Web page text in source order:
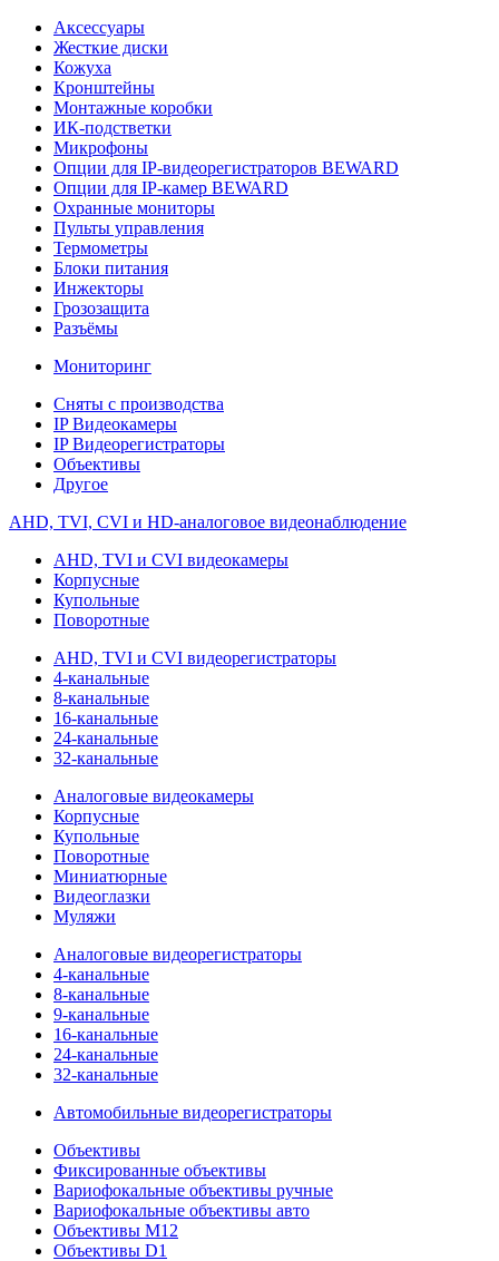
Аксессуары
Жесткие диски
Кожуха
Кронштейны
Монтажные коробки
ИК-подстветки
Микрофоны
Опции для IP-видеорегистраторов BEWARD
Опции для IP-камер BEWARD
Охранные мониторы
Пульты управления
Термометры
Блоки питания
Инжекторы
Грозозащита
Разъёмы
Мониторинг
Сняты с производства
IP Видеокамеры
IP Видеорегистраторы
Объективы
Другое
AHD, TVI, CVI и HD-аналоговое видеонаблюдение
AHD, TVI и CVI видеокамеры
Корпусные
Купольные
Поворотные
AHD, TVI и CVI видеорегистраторы
4-канальные
8-канальные
16-канальные
24-канальные
32-канальные
Аналоговые видеокамеры
Корпусные
Купольные
Поворотные
Миниатюрные
Видеоглазки
Муляжи
Аналоговые видеорегистраторы
4-канальные
8-канальные
9-канальные
16-канальные
24-канальные
32-канальные
Автомобильные видеорегистраторы
Объективы
Фиксированные объективы
Вариофокальные объективы ручные
Вариофокальные объективы авто
Объективы M12
Объективы D1